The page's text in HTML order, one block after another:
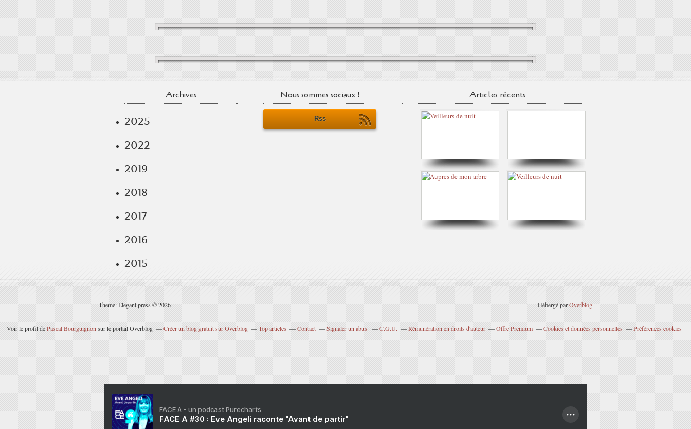
Archives
2025
2022
2019
2018
2017
2016
2015
Nous sommes sociaux !
Rss
Articles récents
Theme: Elegant press © 2026 Hébergé parOverblog
Voir le profil dePascal Bourguignonsur le portail Overblog Créer un blog gratuit sur Overblog Top articles Contact Signaler un abus C.G.U. Rémunération en droits d'auteur Offre Premium Cookies et données personnelles Préférences cookies
FACE A - un podcast Purecharts
FACE A #30 : Eve Angeli raconte "Avant de partir"